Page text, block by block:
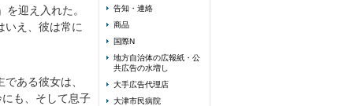
迎え入れた。
いえ、彼は常に
ある彼女は、
も、そして息子
告知・連絡
商品
国際N
地方自治体の広報紙・公
共広告の水増し
大手広告代理店
大津市民病院